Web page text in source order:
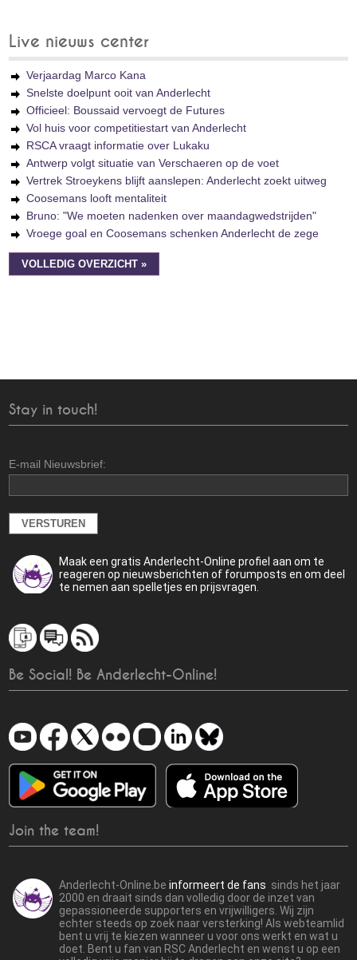
Live nieuws center
Verjaardag Marco Kana
Snelste doelpunt ooit van Anderlecht
Officieel: Boussaid vervoegt de Futures
Vol huis voor competitiestart van Anderlecht
RSCA vraagt informatie over Lukaku
Antwerp volgt situatie van Verschaeren op de voet
Vertrek Stroeykens blijft aanslepen: Anderlecht zoekt uitweg
Coosemans looft mentaliteit
Bruno: "We moeten nadenken over maandagwedstrijden"
Vroege goal en Coosemans schenken Anderlecht de zege
VOLLEDIG OVERZICHT »
Stay in touch!
E-mail Nieuwsbrief:
Maak een gratis Anderlecht-Online profiel aan om te
reageren op nieuwsberichten of forumposts en om deel
te nemen aan spelletjes en prijsvragen.
Be Social! Be Anderlecht-Online!
Join the team!
Anderlecht-Online.beinformeert de fans sinds het jaar
2000 en draait sinds dan volledig door de inzet van
gepassioneerde supporters en vrijwilligers. Wij zijn
echter steeds op zoek naar versterking! Als webteamlid
bent u vrij te kiezen wanneer u voor ons werkt en wat u
doet. Bent u fan van RSC Anderlecht en wenst u op een